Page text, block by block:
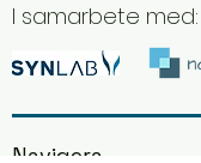
I samarbete med:
Navigera